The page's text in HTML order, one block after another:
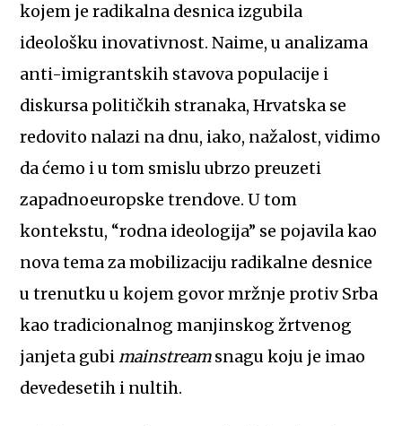
kojem je radikalna desnica izgubila
ideološku inovativnost. Naime, u analizama
anti-imigrantskih stavova populacije i
diskursa političkih stranaka, Hrvatska se
redovito nalazi na dnu, iako, nažalost, vidimo
da ćemo i u tom smislu ubrzo preuzeti
zapadnoeuropske trendove. U tom
kontekstu, “rodna ideologija” se pojavila kao
nova tema za mobilizaciju radikalne desnice
u trenutku u kojem govor mržnje protiv Srba
kao tradicionalnog manjinskog žrtvenog
janjeta gubimainstreamsnagu koju je imao
devedesetih i nultih.